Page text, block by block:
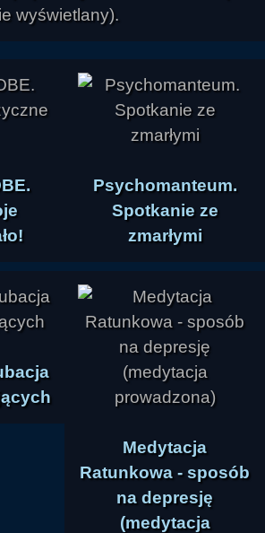
wyświetlany).
Psychomanteum.
Spotkanie ze
zmarłymi
Medytacja
Ratunkowa - sposób
na depresję
(medytacja